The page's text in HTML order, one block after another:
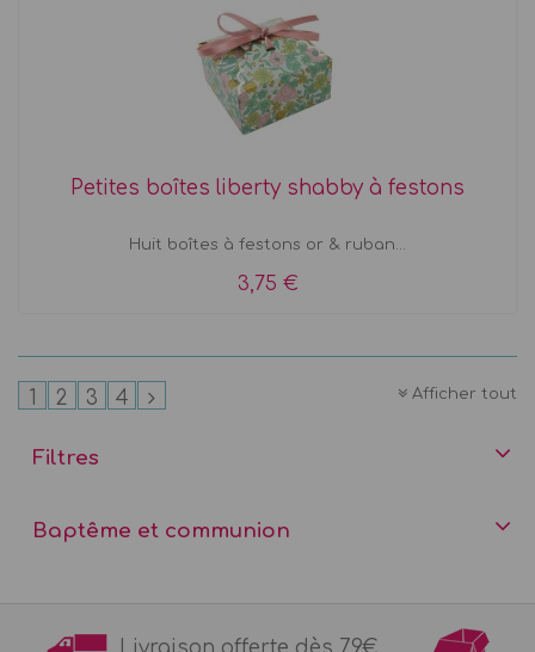
Petites boîtes liberty shabby à festons
Huit boîtes à festons or & ruban...
3,75 €
Afficher tout
1 2 3 4
Filtres
Baptême et communion
Livraison offerte dès 79€